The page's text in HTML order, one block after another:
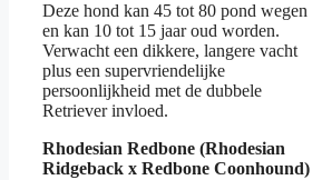
Deze hond kan 45 tot 80 pond wegen
en kan 10 tot 15 jaar oud worden.
Verwacht een dikkere, langere vacht
plus een supervriendelijke
persoonlijkheid met de dubbele
Retriever invloed.
Rhodesian Redbone (Rhodesian
Ridgeback x Redbone Coonhound)